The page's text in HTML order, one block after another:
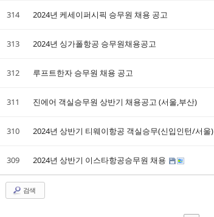
314 2024년 케세이퍼시픽 승무원 채용 공고
313 2024년 싱가폴항공 승무원채용공고
312 루프트한자 승무원 채용 공고
311 진에어 객실승무원 상반기 채용공고 (서울,부산)
310 2024년 상반기 티웨이항공 객실승무(신입인턴/서울)
309 2024년 상반기 이스타항공승무원 채용
검색